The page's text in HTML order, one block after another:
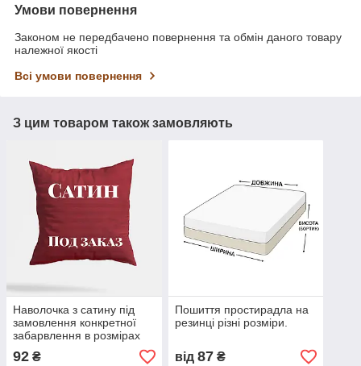
Умови повернення
Законом не передбачено повернення та обмін даного товару
належної якості
Всі умови повернення
З цим товаром також замовляють
Наволочка з сатину під
замовлення конкретної
забарвлення в розмірах
92 ₴
Пошиття простирадла на
резинці різні розміри.
від 87₴